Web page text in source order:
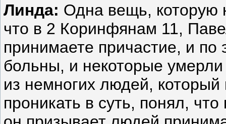
Линда: Одна вещь, которую
что в 2 Коринфянам 11,
принимаете причастие, и по
больны, и некоторые
из немногих людей, который
проникать в суть, понял,